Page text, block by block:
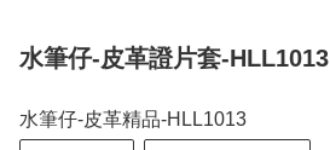
水筆仔-皮革證片套-HLL1013
水筆仔-皮革精品-HLL1013